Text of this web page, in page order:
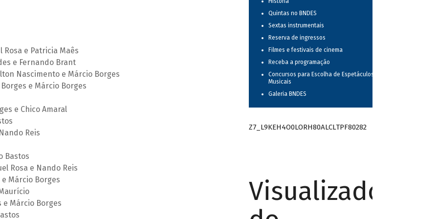
Rosa e Patricia Maês
e Fernando Brant
Nascimento e Márcio Borges
e Márcio Borges
e Chico Amaral
Reis
Bastos
Rosa e Nando Reis
Márcio Borges
e Márcio Borges
Quintas no BNDES
Sextas instrumentais
Reserva de ingressos
Filmes e festivais de cinema
Receba a programação
Concursos para Escolha de Espetáculos
Musicais
Galeria BNDES
Z7_L9KEH4O0LORH80ALCLTPF80282
Visualizador